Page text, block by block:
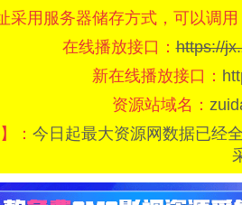
采用服务器储存方式，可以调
在线播放接口：https://
新在线播放接口：
资源站域名：
： 今日起最大资源网数据已经